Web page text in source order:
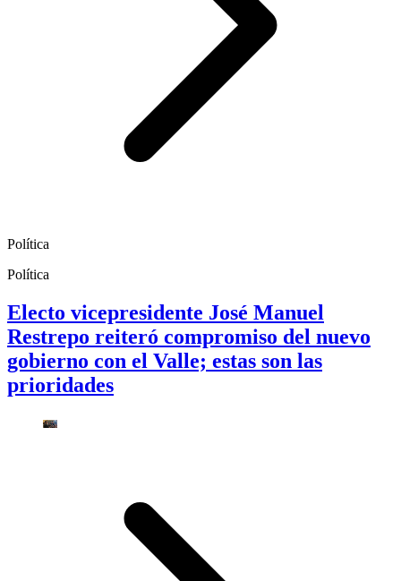
Política
Política
Electo vicepresidente José Manuel
Restrepo reiteró compromiso del nuevo
gobierno con el Valle; estas son las
prioridades